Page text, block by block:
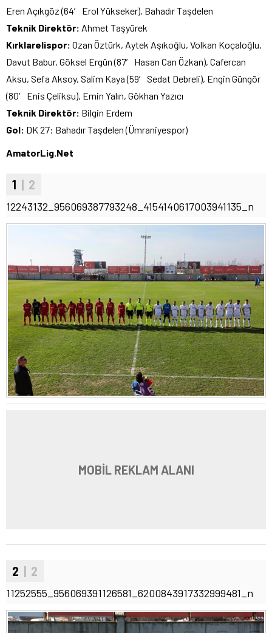
Eren Açıkgöz (64′ Erol Yükseker), Bahadır Taşdelen
Teknik Direktör: Ahmet Taşyürek
Kırklarelispor: Ozan Öztürk, Aytek Aşıkoğlu, Volkan Koçaloğlu,
Davut Babur, Göksel Ergün (87′ Hasan Can Özkan), Cafercan
Aksu, Sefa Aksoy, Salim Kaya (59′ Sedat Debreli), Engin Güngör
(80′ Enis Çeliksu), Emin Yalın, Gökhan Yazıcı
Teknik Direktör: Bilgin Erdem
Gol: DK 27: Bahadır Taşdelen (Ümraniyespor)
AmatorLig.Net
1 | 2
12243132_956069387793248_4154140617003941135_n
MOBİL REKLAM ALANI
2 | 2
11252555_956069391126581_6200843917332999481_n